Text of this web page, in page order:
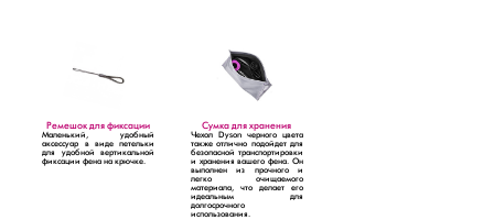
Ремешок для фиксации
Маленький, удобный
аксессуар в виде петельки
для удобной вертикальной
фиксации фена на крючке.
Сумка для хранения
Чехол Dyson черного цвета
также отлично подойдет для
безопасной транспортировки
и хранения вашего фена. Он
выполнен из прочного и
легко очищаемого
материала, что делает его
идеальным для
долгосрочного
использования.